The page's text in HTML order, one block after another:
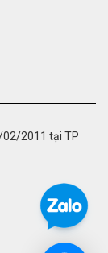
02/2011 tại TP